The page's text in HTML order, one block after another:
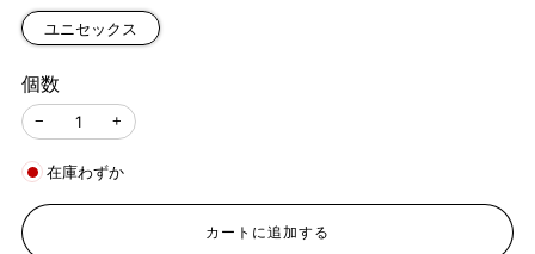
ユニセックス
個数
− +
在庫わずか
カートに追加する